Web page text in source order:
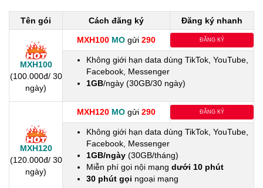
Tên gói Cách đăng ký Đăng ký nhanh
MXH100
(100.000đ/ 30
ngày)
MXH100 MO gửi 290 ĐĂNG KÝ
Không giới hạn data dùng TikTok, YouTube,
Facebook, Messenger
1GB/ngày (30GB/30 ngày)
MXH120
(120.000đ/ 30
ngày)
MXH120 MO gửi 290 ĐĂNG KÝ
Không giới hạn data dùng TikTok, YouTube,
Facebook, Messenger
1GB/ngày (30GB/tháng)
Miễn phí gọi nội mạng dưới 10 phút
30 phút gọi ngoại mạng